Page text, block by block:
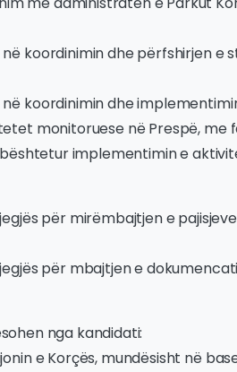
koordinimin dhe përfshirjen e
koordinimin dhe
monitoruese në Prespë,
implementimin e
për mirëmbajtjen e
për mbajtjen e
nga kandidati:
e Korçës, mundësisht në